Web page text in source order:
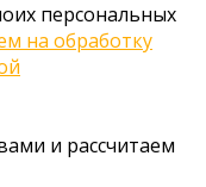
персональных
на обработку
и рассчитаем